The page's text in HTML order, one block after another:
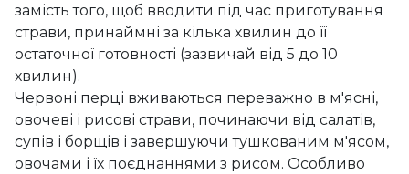
замість того, щоб вводити під час приготування
страви, принаймні за кілька хвилин до її
остаточної готовності (зазвичай від 5 до 10
хвилин).
Червоні перці вживаються переважно в м'ясні,
овочеві і рисові страви, починаючи від салатів,
супів і борщів і завершуючи тушкованим м'ясом,
овочами і їх поєднаннями з рисом. Особливо